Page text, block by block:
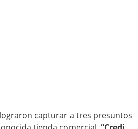
lograron capturar a tres presuntos